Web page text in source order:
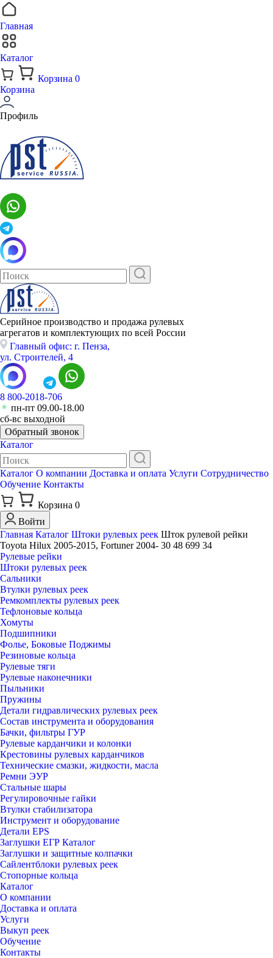
Главная
Каталог
Корзина 0
Корзина
Профиль
Серийное производство и продажа рулевых
агрегатов и комплектующих по всей России
Главный офис: г. Пенза,
ул. Строителей, 4
8 800-2018-706
пн-пт 09.00-18.00
сб-вс выходной
Обратный звонок
Каталог
Каталог О компании Доставка и оплата Услуги Сотрудничество
Обучение Контакты
Корзина 0
Войти
Главная Каталог Штоки рулевых реек Шток рулевой рейки
Toyota Hilux 2005-2015, Fortuner 2004- 30 48 699 34
Рулевые рейки
Штоки рулевых реек
Сальники
Втулки рулевых реек
Ремкомплекты рулевых реек
Тефлоновые кольца
Хомуты
Подшипники
Фолье, Боковые Поджимы
Резиновые кольца
Рулевые тяги
Рулевые наконечники
Пыльники
Пружины
Детали гидравлических рулевых реек
Состав инструмента и оборудования
Бачки, фильтры ГУР
Рулевые карданчики и колонки
Крестовины рулевых карданчиков
Технические смазки, жидкости, масла
Ремни ЭУР
Стальные шары
Регулировочные гайки
Втулки стабилизатора
Инструмент и оборудование
Детали EPS
Заглушки ЕГР Каталог
Заглушки и защитные колпачки
Сайлентблоки рулевых реек
Стопорные кольца
Каталог
О компании
Доставка и оплата
Услуги
Выкуп реек
Обучение
Контакты